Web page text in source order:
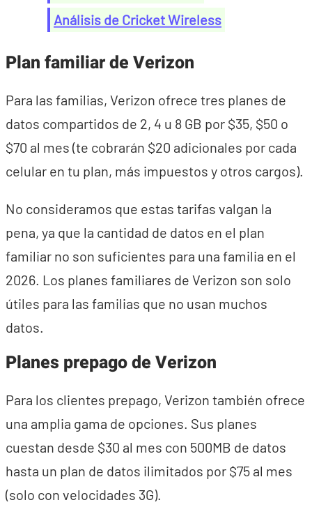
Análisis de Cricket Wireless
Plan familiar de Verizon
Para las familias, Verizon ofrece tres planes de
datos compartidos de 2, 4 u 8 GB por $35, $50 o
$70 al mes (te cobrarán $20 adicionales por cada
celular en tu plan, más impuestos y otros cargos).
No consideramos que estas tarifas valgan la
pena, ya que la cantidad de datos en el plan
familiar no son suficientes para una familia en el
2026. Los planes familiares de Verizon son solo
útiles para las familias que no usan muchos
datos.
Planes prepago de Verizon
Para los clientes prepago, Verizon también ofrece
una amplia gama de opciones. Sus planes
cuestan desde $30 al mes con 500MB de datos
hasta un plan de datos ilimitados por $75 al mes
(solo con velocidades 3G).